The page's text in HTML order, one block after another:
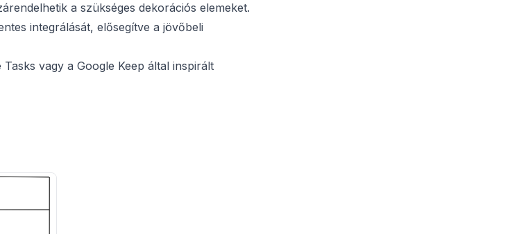
a szükséges dekorációs elemeket.
integrálását, elősegítve a jövőbeli
vagy a Google Keep által inspirált